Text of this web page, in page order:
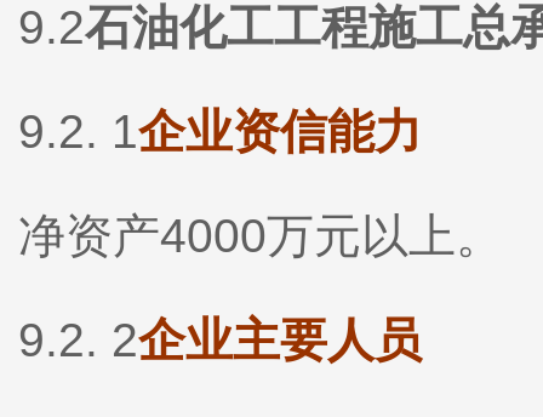
9.2石油化工工程施工总
9.2. 1企业资信能力
净资产4000万元以上。
9.2. 2企业主要人员